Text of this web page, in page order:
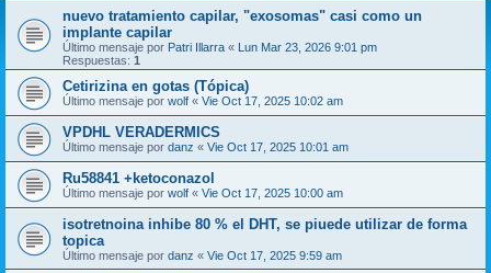
nuevo tratamiento capilar, "exosomas" casi como un
implante capilar
Último mensaje por Patri Illarra « Lun Mar 23, 2026 9:01 pm
Respuestas: 1
Cetirizina en gotas (Tópica)
Último mensaje por wolf « Vie Oct 17, 2025 10:02 am
VPDHL VERADERMICS
Último mensaje por danz « Vie Oct 17, 2025 10:01 am
Ru58841 +ketoconazol
Último mensaje por wolf « Vie Oct 17, 2025 10:00 am
isotretnoina inhibe 80 % el DHT, se piuede utilizar de forma
topica
Último mensaje por danz « Vie Oct 17, 2025 9:59 am